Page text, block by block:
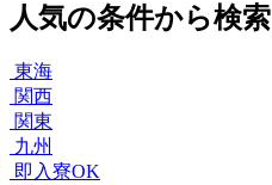
人気の条件から検索
東海
関西
関東
九州
即入寮OK